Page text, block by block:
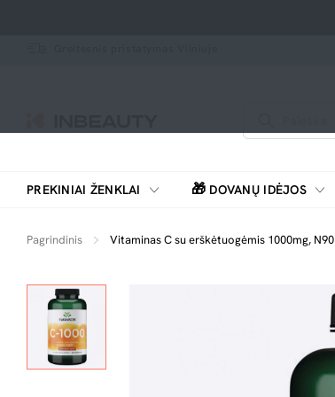
PREKINIAI ŽENKLAI 🎁 DOVANŲ IDĖJOS
Pagrindinis Vitaminas C su erškėtuogėmis 1000mg, N90